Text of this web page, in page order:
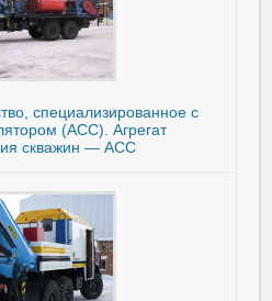
специализированное с
(АСС). Агрегат
скважин — АСС